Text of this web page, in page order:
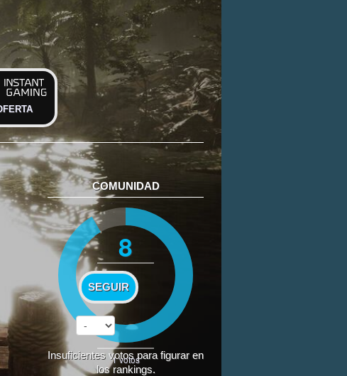
COMUNIDAD
8
SEGUIR
1votos
Insuficientes votos para figurar en
los rankings.